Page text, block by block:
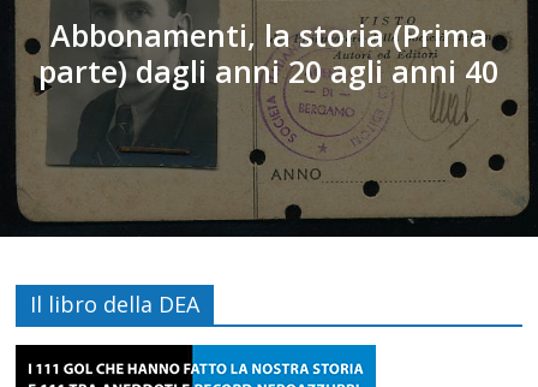
Abbonamenti, la storia (Prima
parte) dagli anni 20 agli anni 40
Il libro della DEA